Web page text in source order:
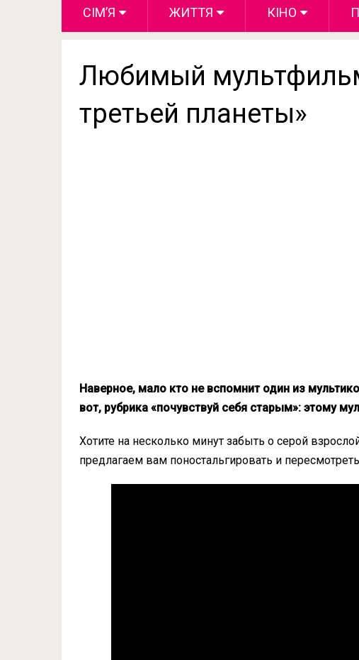
СІМ’Я ЖИТТЯ КІНО
Любимый
третьей планеты»
Наверное, мало кто не вспомнит один из
вот, рубрика «почувствуй себя старым»: этому
Хотите на несколько минут забыть о серой
предлагаем вам поностальгировать и